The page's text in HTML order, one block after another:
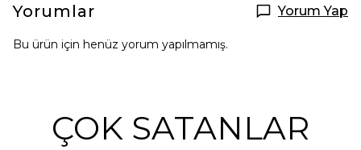
Yorumlar Yorum Yap
Bu ürün için henüz yorum yapılmamış.
ÇOK SATANLAR